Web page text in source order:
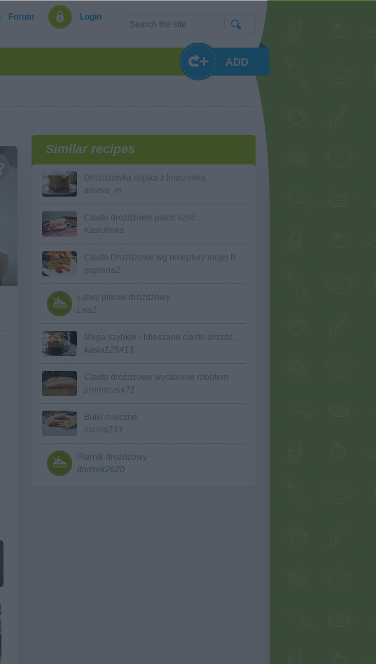
Forum Login
ADD
Similar recipes
Drożdżówka śląska z kruszonką
anusia_m
Ciasto drożdżowe palce lizać
Kasiulinka
goplana2
Łatwy placek drożdżowy
Lea2
kasia125413
Ciasto drożdżowe wyrabiane robotem
promyczek71
Bułki mleczne
mania233
Piernik drożdżowy
dorisek2620